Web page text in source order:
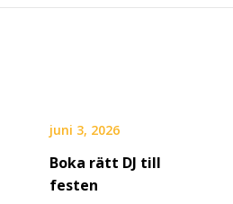
juni 3, 2026
Boka rätt DJ till
festen